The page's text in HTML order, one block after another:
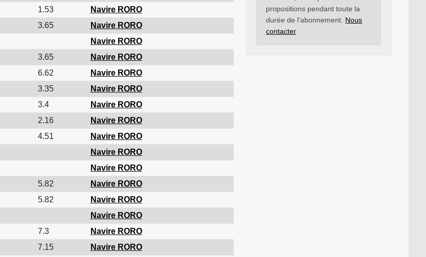
1.53
Navire RORO
3.65
Navire RORO
Navire RORO
3.65
Navire RORO
6.62
Navire RORO
3.35
Navire RORO
3.4
Navire RORO
2.16
Navire RORO
4.51
Navire RORO
Navire RORO
Navire RORO
5.82
Navire RORO
5.82
Navire RORO
Navire RORO
7.3
Navire RORO
7.15
Navire RORO
propositions pendant toute la
durée de l'abonnement. Nous
contacter